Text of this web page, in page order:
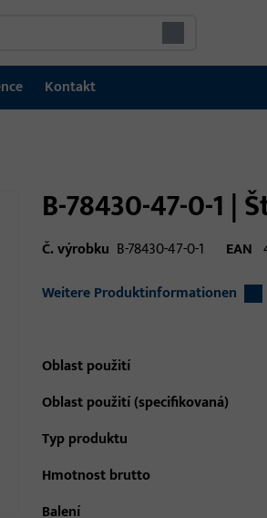
Kontakt
B-78430-47-0-1 |
Č. výrobku B-78430-47-0-1 EAN
Weitere Produktinformationen
Oblast použití
Oblast použití (specifikovaná)
Typ produktu
Hmotnost brutto
Balení